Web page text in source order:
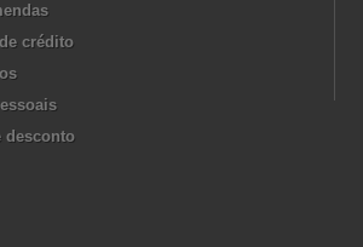
crédito
desconto